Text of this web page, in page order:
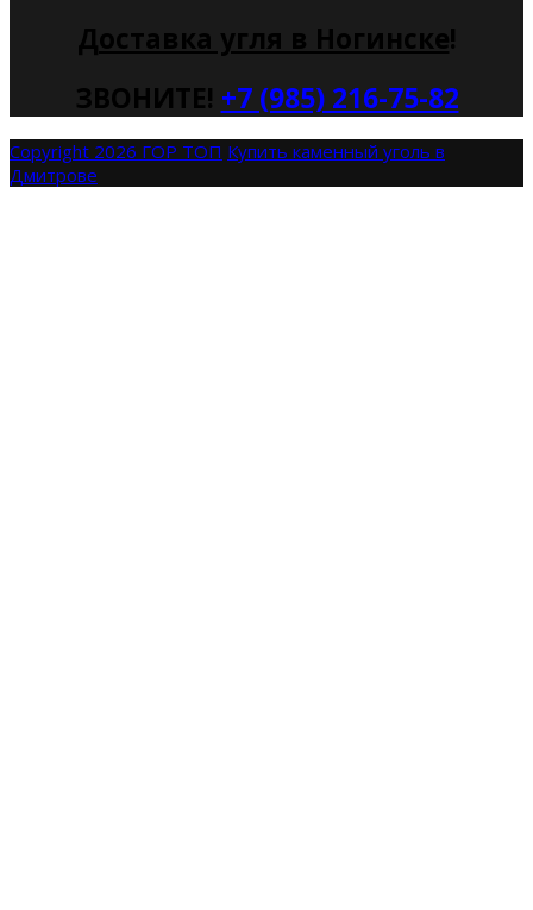
Доставка угля в Ногинске!
ЗВОНИТЕ! +7 (985) 216-75-82
Copyright 2026 ГОР ТОП Купить каменный уголь в
Дмитрове